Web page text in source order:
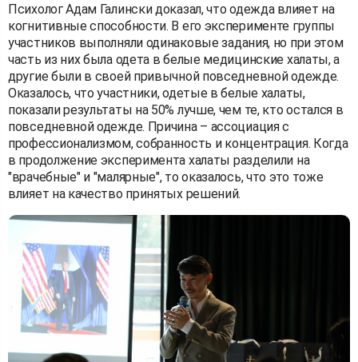
Психолог Адам Галински доказал, что одежда влияет на
когнитивные способности. В его эксперименте группы
участников выполняли одинаковые задания, но при этом
часть из них была одета в белые медицинские халаты, а
другие были в своей привычной повседневной одежде.
Оказалось, что участники, одетые в белые халаты,
показали результаты на 50% лучше, чем те, кто остался в
повседневной одежде. Причина – ассоциация с
профессионализмом, собранность и концентрация. Когда
в продолжение эксперимента халаты разделили на
"врачебные" и "малярные", то оказалось, что это тоже
влияет на качество принятых решений.